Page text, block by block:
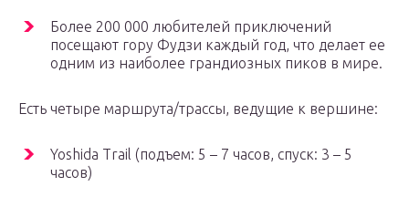
Более 200 000 любителей приключений
посещают гору Фудзи каждый год, что делает ее
одним из наиболее грандиозных пиков в мире.
Есть четыре маршрута/трассы, ведущие к вершине:
Yoshida Trail (подъем: 5 – 7 часов, спуск: 3 – 5
часов)